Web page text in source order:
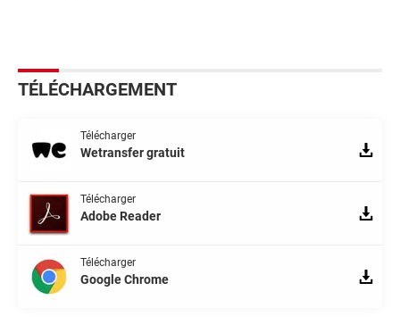
TÉLÉCHARGEMENT
Télécharger
Wetransfer gratuit
Télécharger
Adobe Reader
Télécharger
Google Chrome